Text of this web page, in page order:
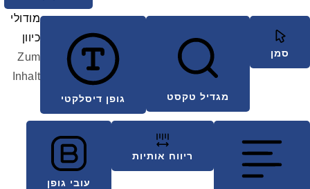
סמן
מגדיל טקסט גופן דיסלקטי
ריווח אותיות
עובי גופן
מודולי
כיוון
Zum
Inhalt